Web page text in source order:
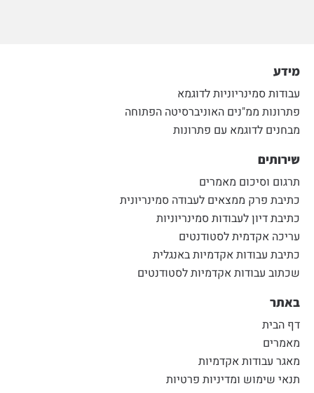
מידע
עבודות סמינריוניות לדוגמא
פתרונות ממ"נים האוניברסיטה הפתוחה
מבחנים לדוגמא עם פתרונות
שירותים
תרגום וסיכום מאמרים
כתיבת פרק ממצאים לעבודה סמינריונית
כתיבת דיון לעבודות סמינריוניות
עריכה אקדמית לסטודנטים
כתיבת עבודות אקדמיות באנגלית
שכתוב עבודות אקדמיות לסטודנטים
באתר
דף הבית
מאמרים
מאגר עבודות אקדמיות
תנאי שימוש ומדיניות פרטיות